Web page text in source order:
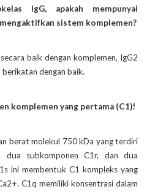
IgG, apakah mempunyai
sistem komplemen?
baik dengan komplemen, IgG2
dengan baik.
komplemen yang pertama (C1)!
berat molekul 750 kDa yang terdiri
dua subkomponen C1r, dan dua
ini membentuk C1 kompleks yang
C1q memiliki konsentrasi dalam